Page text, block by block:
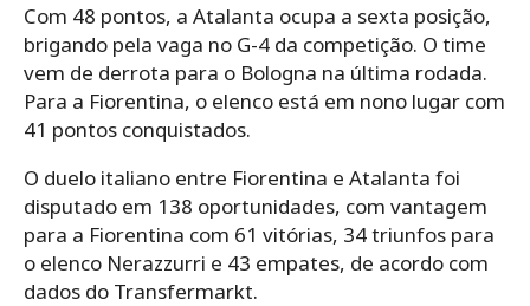
Com 48 pontos, a Atalanta ocupa a sexta posição,
brigando pela vaga no G-4 da competição. O time
vem de derrota para o Bologna na última rodada.
Para a Fiorentina, o elenco está em nono lugar com
41 pontos conquistados.
O duelo italiano entre Fiorentina e Atalanta foi
disputado em 138 oportunidades, com vantagem
para a Fiorentina com 61 vitórias, 34 triunfos para
o elenco Nerazzurri e 43 empates, de acordo com
dados do Transfermarkt.